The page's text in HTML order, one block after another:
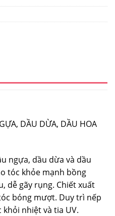
DẦU DỪA, DẦU HOA
ngựa, dầu dừa và dầu
tóc khỏe mạnh bồng
dễ gãy rụng. Chiết xuất
bóng mượt. Duy trì nếp
nhiệt và tia UV.